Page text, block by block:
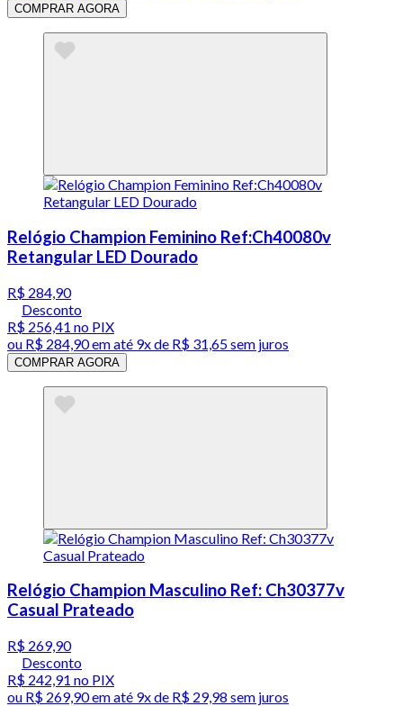
COMPRAR AGORA
Relógio Champion Feminino Ref:Ch40080v
Retangular LED Dourado
R$ 284,90
Desconto
R$ 256,41 no PIX
ou R$ 284,90em até 9x de R$ 31,65 sem juros
COMPRAR AGORA
Relógio Champion Masculino Ref: Ch30377v
Casual Prateado
R$ 269,90
Desconto
R$ 242,91 no PIX
ou R$ 269,90em até 9x de R$ 29,98 sem juros